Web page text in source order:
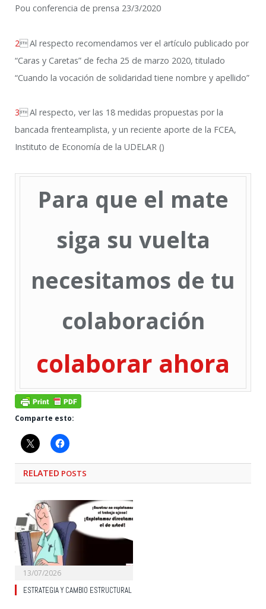
Pou conferencia de prensa 23/3/2020
2Al respecto recomendamos ver el artículo publicado por
“Caras y Caretas” de fecha 25 de marzo 2020, titulado
“Cuando la vocación de solidaridad tiene nombre y apellido”
3Al respecto, ver las 18 medidas propuestas por la
bancada frenteamplista, y un reciente aporte de la FCEA,
Instituto de Economía de la UDELAR ()
Para que el mate
siga su vuelta
necesitamos de tu
colaboración
colaborar ahora
Comparte esto:
RELATED POSTS
13/07/2026
ESTRATEGIA Y CAMBIO ESTRUCTURAL